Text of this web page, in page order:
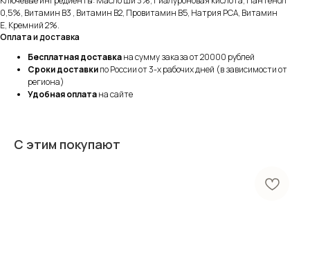
0,5%, Витамин В3 , Витамин В2, Провитамин В5, Натрия PCA, Витамин
Е, Кремний 2%.
Оплата и доставка
Бесплатная доставкана сумму заказа от 20000 рублей
Сроки доставкипо России от 3-х рабочих дней (в зависимости от
региона)
Удобная оплатана сайте
С этим покупают